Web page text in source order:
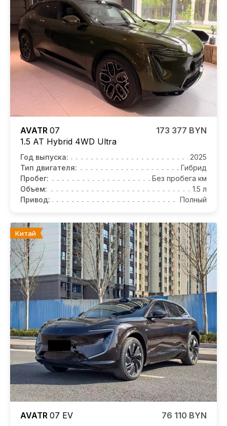
AVATR 07
1.5 AT Hybrid 4WD Ultra
173 377 BYN
Год выпуска:
2025
Тип двигателя:
Гибрид
Пробег:
Без пробега км
Объем:
1.5 л
Привод:
Полный
Китай
AVATR 07 EV 76 110 BYN